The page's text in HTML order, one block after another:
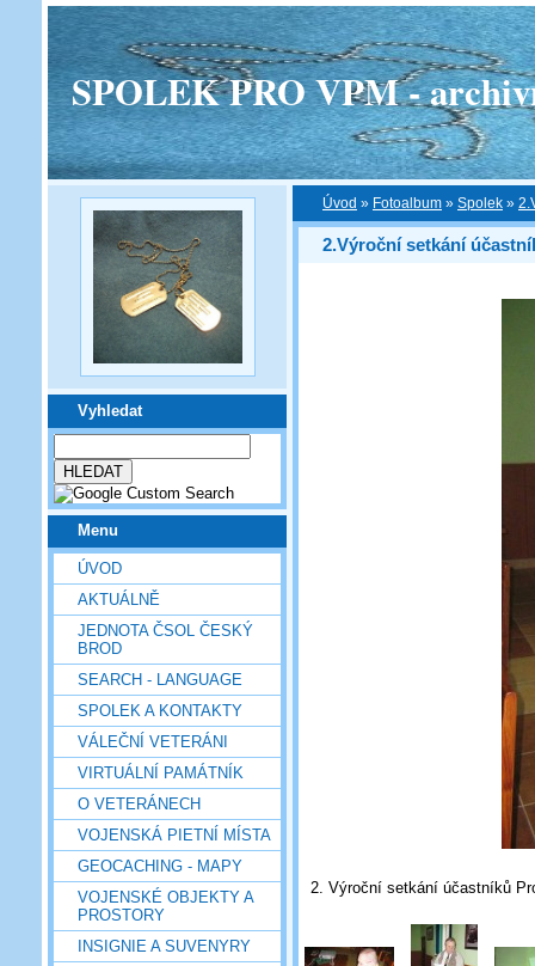
SPOLEK PRO VPM -
Vyhledat
Menu
ÚVOD
AKTUÁLNĚ
JEDNOTA ČSOL ČESKÝ
BROD
SEARCH - LANGUAGE
SPOLEK A KONTAKTY
VÁLEČNÍ VETERÁNI
VIRTUÁLNÍ PAMÁTNÍK
O VETERÁNECH
VOJENSKÁ PIETNÍ MÍSTA
GEOCACHING - MAPY
VOJENSKÉ OBJEKTY A
PROSTORY
INSIGNIE A SUVENYRY
Úvod » Fotoalbum » Spolek »
2.Výroční setkání
2. Výroční setkání účastníků